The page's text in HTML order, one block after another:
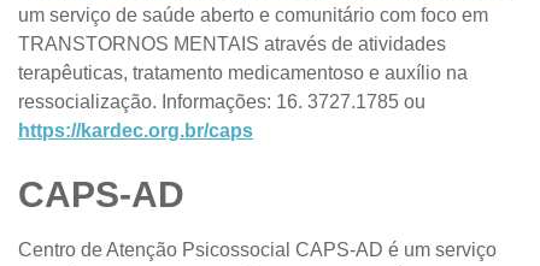
um serviço de saúde aberto e comunitário com foco em
TRANSTORNOS MENTAIS através de atividades
terapêuticas, tratamento medicamentoso e auxílio na
ressocialização. Informações: 16. 3727.1785 ou
https://kardec.org.br/caps
CAPS-AD
Centro de Atenção Psicossocial CAPS-AD é um serviço